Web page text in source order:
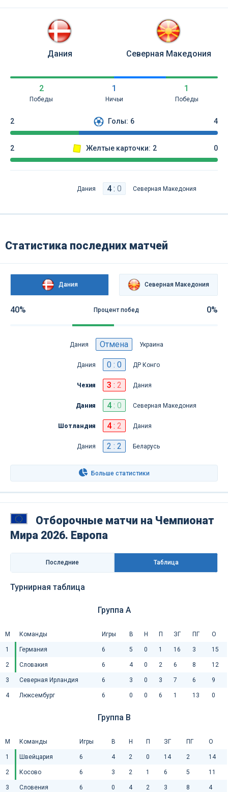
Дания
2
Победы
1
Ничьи
1
Победы
Северная Македония
2 Голы: 6 4
2 Желтые карточки: 2 0
Дания 4: 0 Северная Македония
Статистика последних матчей
Дания Северная Македония
40% Процент побед 0%
Дания Отмена Украина
Дания 0 : 0 ДР Конго
Чехия 3 : 2 Дания
Дания 4: 0 Северная Македония
Шотландия 4: 2 Дания
Дания 2 : 2 Беларусь
Больше статистики
Отборочные матчи на Чемпионат
Мира 2026. Европа
Последниe Таблица
Турнирная таблица
Группа A
М Команды Игры В Н П ЗГ ПГ О
1 Германия 6 5 0 1 16 3 15
2 Словакия 6 4 0 2 6 8 12
3 Северная Ирландия 6 3 0 3 7 6 9
4 Люксембург 6 0 0 6 1 13 0
Группа B
М Команды Игры В Н П ЗГ ПГ О
1 Швейцария 6 4 2 0 14 2 14
2 Косово 6 3 2 1 6 5 11
3 Словения 6 0 4 2 3 8 4